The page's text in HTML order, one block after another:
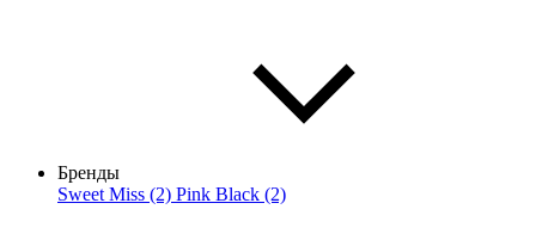
Бренды
Sweet Miss (2) Pink Black (2)